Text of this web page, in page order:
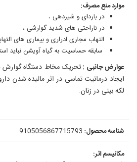
موارد منع مصرف:
در باردای و شیردهی ،
در ناراحتی های شدید گوارشی ،
التهاب مجاری ادراری و بیماری های
سابقه حساسیت به گیاه آویشن نباید
عوارض جانبی :تحریک مخاط دستگاه گوارش
ایجاد درماتیت تماسی در اثر مالیده شدن
لکه بینی در زنان.
شناسه محصول: 9105056867715793
مکانیسم اثر: